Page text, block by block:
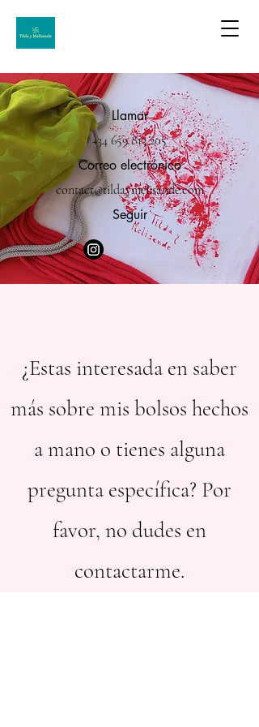
Llamar
+34 659 813 205
Correo electrónico
contact@tildaymelisande.com
Seguir
¿Estas interesada en saber
más sobre mis bolsos hechos
a mano o tienes alguna
pregunta específica? Por
favor, no dudes en
contactarme.